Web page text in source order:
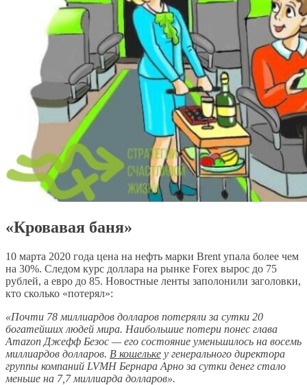
«Кровавая баня»
10 марта 2020 года цена на нефть марки Brent упала более чем
на 30%. Следом курс доллара на рынке Forex вырос до 75
рублей, а евро до 85. Новостные ленты заполонили заголовки,
кто сколько «потерял»:
«Почти 78 миллиардов долларов потеряли за сутки 20
богатейших людей мира. Наибольшие потери понес глава
Amazon Джефф Безос — его состояние уменьшилось на восемь
миллиардов долларов. В кошельке у генерального директора
группы компаний LVMH Бернара Арно за сутки денег стало
меньше на 7,7 миллиарда долларов».